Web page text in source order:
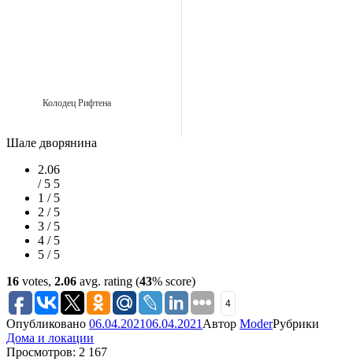
Колодец Рифтена
Шале дворянина
2.06
/ 5 5
1 / 5
2 / 5
3 / 5
4 / 5
5 / 5
16 votes, 2.06 avg. rating (43% score)
4
Опубликовано 06.04.202106.04.2021 Автор ModerРубрики
Дома и локации
Просмотров: 2 167